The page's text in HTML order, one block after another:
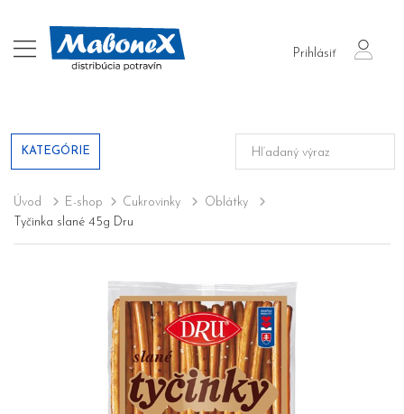
Prihlásiť
login
KATEGÓRIE
Úvod E-shop Cukrovinky
Oblátky
Tyčinka slané 45g Dru